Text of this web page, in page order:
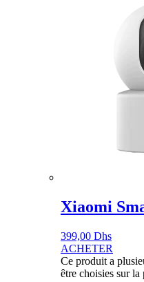
Xiaomi
399,00 Dhs
ACHETER
Ce produit a
être choisies sur